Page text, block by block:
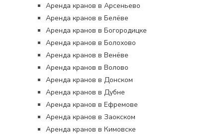
Аренда кранов в Арсеньево
Аренда кранов в Белёве
Аренда кранов в Богородицке
Аренда кранов в Болохово
Аренда кранов в Венёве
Аренда кранов в Волово
Аренда кранов в Донском
Аренда кранов в Дубне
Аренда кранов в Ефремове
Аренда кранов в Заокском
Аренда кранов в Кимовске